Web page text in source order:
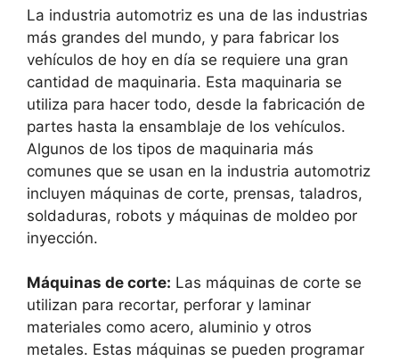
La industria automotriz es una de las industrias
más grandes del mundo, y para fabricar los
vehículos de hoy en día se requiere una gran
cantidad de maquinaria. Esta maquinaria se
utiliza para hacer todo, desde la fabricación de
partes hasta la ensamblaje de los vehículos.
Algunos de los tipos de maquinaria más
comunes que se usan en la industria automotriz
incluyen máquinas de corte, prensas, taladros,
soldaduras, robots y máquinas de moldeo por
inyección.
Máquinas de corte: Las máquinas de corte se
utilizan para recortar, perforar y laminar
materiales como acero, aluminio y otros
metales. Estas máquinas se pueden programar